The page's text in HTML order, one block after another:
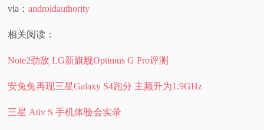
via：androidauthority
相关阅读：
Note2劲敌 LG新旗舰Optimus G Pro评测
安兔兔再现三星Galaxy S4跑分 主频升为1.9GHz
三星 Ativ S 手机体验会实录